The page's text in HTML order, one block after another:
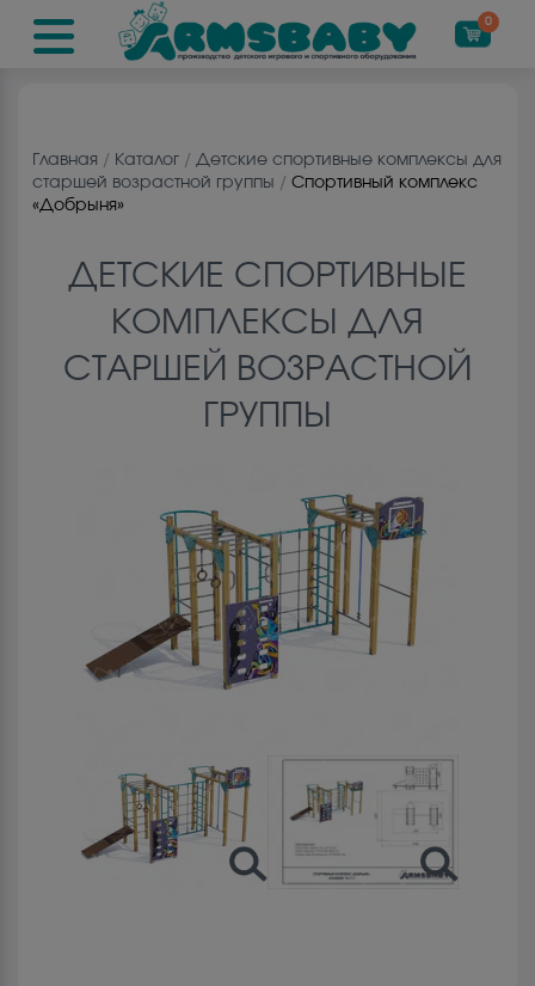
0
Главная / Каталог / Детские спортивные комплексы для
старшей возрастной группы / Спортивный комплекс
«Добрыня»
ДЕТСКИЕ СПОРТИВНЫЕ
КОМПЛЕКСЫ ДЛЯ
СТАРШЕЙ ВОЗРАСТНОЙ
ГРУППЫ